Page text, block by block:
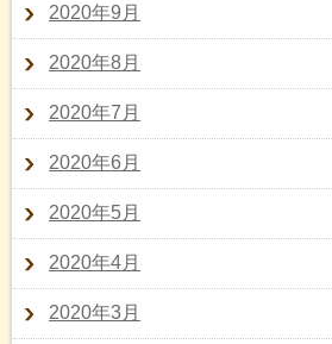
2020年9月
2020年8月
2020年7月
2020年6月
2020年5月
2020年4月
2020年3月